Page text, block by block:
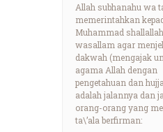
Allah subhanahu wa
memerintahkan
Muhammad
wasallam agar
dakwah (mengajak
agama Allah dengan
pengetahuan dan
adalah jalannya dan
orang-orang yang
ta\’ala berfirman: